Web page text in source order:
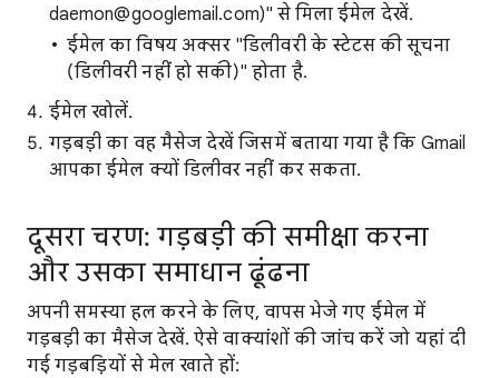
daemon@googlemail.com)" से मिला ईमेल देखें.
ईमेल का विषय अक्सर "डिलीवरी के स्टेटस की सूचना
(डिलीवरी नहीं हो सकी)" होता है.
ईमेल खोलें.
गड़बड़ी का वह मैसेज देखें जिसमें बताया गया है कि Gmail
आपका ईमेल क्यों डिलीवर नहीं कर सकता.
दूसरा चरण: गड़बड़ी की समीक्षा करना
और उसका समाधान ढूंढना
अपनी समस्या हल करने के लिए, वापस भेजे गए ईमेल में
गड़बड़ी का मैसेज देखें. ऐसे वाक्यांशों की जांच करें जो यहां दी
गई गड़बड़ियों से मेल खाते हों: